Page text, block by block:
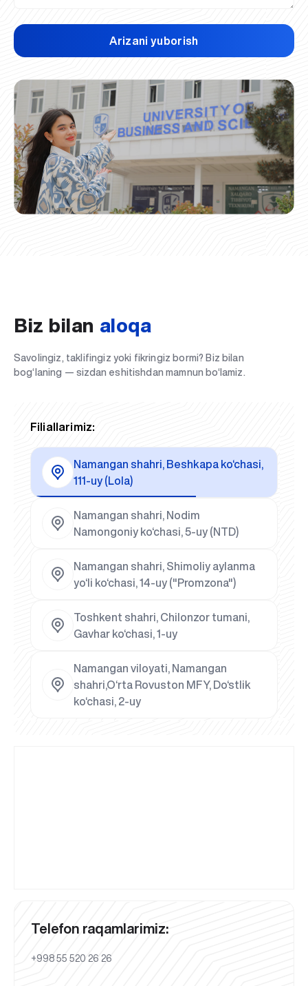
Arizani yuborish
Biz bilan aloqa
Savolingiz, taklifingiz yoki fikringiz bormi? Biz bilan
bog‘laning — sizdan eshitishdan mamnun bo‘lamiz.
Filiallarimiz:
Namangan shahri, Beshkapa ko‘chasi,
111-uy (Lola)
Namangan shahri, Nodim
Namongoniy ko‘chasi, 5-uy (NTD)
Namangan shahri, Shimoliy aylanma
yo‘li ko‘chasi, 14-uy ("Promzona")
Toshkent shahri, Chilonzor tumani,
Gavhar ko‘chasi, 1-uy
Namangan viloyati, Namangan
shahri,O‘rta Rovuston MFY, Do‘stlik
ko‘chasi, 2-uy
Telefon raqamlarimiz:
+998 55 520 26 26